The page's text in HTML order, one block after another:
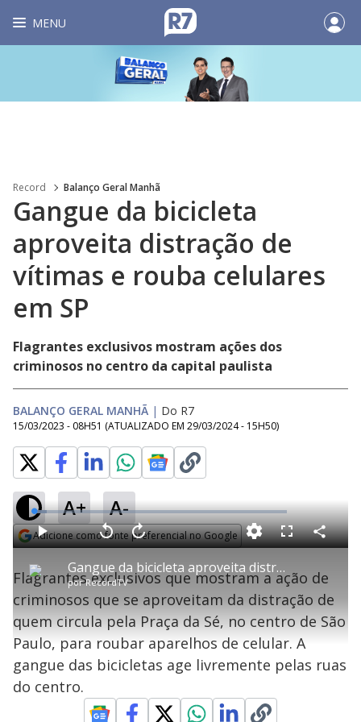
MENU
Record Balanço Geral Manhã
Gangue da bicicleta
aproveita distração de
vítimas e rouba celulares
em SP
Flagrantes exclusivos mostram ações dos
criminosos no centro da capital paulista
BALANÇO GERAL MANHÃ | Do R7
15/03/2023 - 08H51 (ATUALIZADO EM 29/03/2024 - 15H50)
A+ A-
Adicione como fonte preferencial no Google
P
l
a
Gangue da bicicleta aproveita distração de vítimas e rouba celulares em SP
porRecordTV
P V
t
a
r
0
e
g
u
n
d
o
s
A
a
ç
a
1
e
u
n
o
s
L
o
a
d
e
5
.
0
2
%
F
s
c
e
n
C
o
a
r
i
l
h
a
Flagrantes exclusivos que mostram a ação de
criminosos que se aproveitam da distração de
quem circula pela Praça da Sé, no centro de São
Paulo, para roubar aparelhos de celular. A
gangue das bicicletas age livremente pelas ruas
do centro.